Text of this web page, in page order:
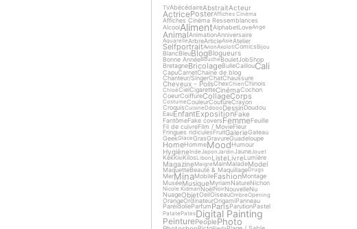
TVAbécédaireAbstraitActeur
ActricePosterAffiches Cinéma
Affiches Cinéma Ressemblances
AlcoolAlimentAlphabetLoveAnge
AnimalAnimationAnniversaire
AquarelleArbreArticleAsieAtelier
SelfportraitAvionAxolotlComicsBijou
BlancBleuBlogBlogueurs
Bonne AnnéeBoucheBouletJobShop
BretagneBricolageBulleCaillouCali
CapuCarnetChaine de blog
Chanteur/SingerChatChaussure
Cheveux - PoilsChexChienChinois
ChloéCielCigaretteCinémaCochon
CoeurCoiffureCollageCorps
CostumeCouleurCoutureCrayon
CroquisCuisineDdoooDessinDoudou
EauEnfantExpositionFake
FantômeFake coversFemmeFeuille
Fil de cuivreFilm / MovieFleur
Fringues ridiculesFruitGalerieGateau
GeekGlaceGrasGravureGuadeloupe
HomeHommeMoodHumour
HygièneInde Japon JardinJaune Jouet
KekKikiKilosLibon ListeLivreLumière
MagazineMaigre MainMaladeModel
MaquetteBeauté & MaquillageDrugs
MerMinaMobileFashionMontage
MuséeMusiqueMyriamNatureNichon
Nicole KidmanNoëlNoirNouvelleNu
NuageObjetOeilOiseauOmbreOpening
OrangeOrdinateurOrigamiPanneau
ParéidolieParfumParisParutionPastel
PatatePatesDigital Painting
PeinturePeoplePhoto